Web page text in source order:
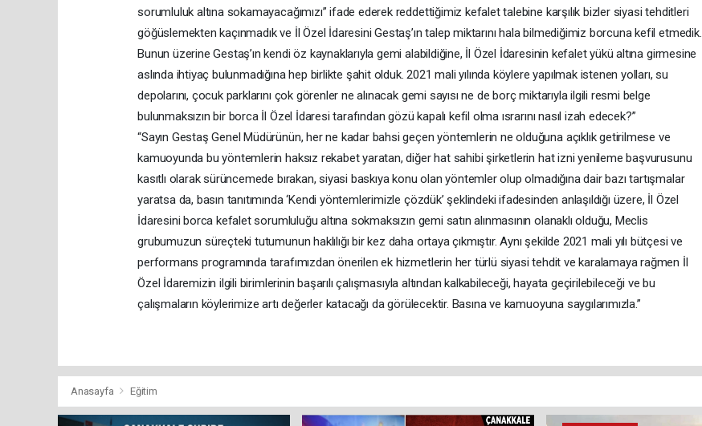
sorumluluk altına sokamayacağımızı” ifade ederek reddettiğimiz kefalet talebine karşılık bizler siyasi tehditleri
göğüslemekten kaçınmadık ve İl Özel İdaresini Gestaş’ın talep miktarını hala bilmediğimiz borcuna kefil etmedik.
Bunun üzerine Gestaş’ın kendi öz kaynaklarıyla gemi alabildiğine, İl Özel İdaresinin kefalet yükü altına girmesine
aslında ihtiyaç bulunmadığına hep birlikte şahit olduk. 2021 mali yılında köylere yapılmak istenen yolları, su
depolarını, çocuk parklarını çok görenler ne alınacak gemi sayısı ne de borç miktarıyla ilgili resmi belge
bulunmaksızın bir borca İl Özel İdaresi tarafından gözü kapalı kefil olma ısrarını nasıl izah edecek?”
“Sayın Gestaş Genel Müdürünün, her ne kadar bahsi geçen yöntemlerin ne olduğuna açıklık getirilmese ve
kamuoyunda bu yöntemlerin haksız rekabet yaratan, diğer hat sahibi şirketlerin hat izni yenileme başvurusunu
kasıtlı olarak sürüncemede bırakan, siyasi baskıya konu olan yöntemler olup olmadığına dair bazı tartışmalar
yaratsa da, basın tanıtımında ‘Kendi yöntemlerimizle çözdük’ şeklindeki ifadesinden anlaşıldığı üzere, İl Özel
İdaresini borca kefalet sorumluluğu altına sokmaksızın gemi satın alınmasının olanaklı olduğu, Meclis
grubumuzun süreçteki tutumunun haklılığı bir kez daha ortaya çıkmıştır. Aynı şekilde 2021 mali yılı bütçesi ve
performans programında tarafımızdan önerilen ek hizmetlerin her türlü siyasi tehdit ve karalamaya rağmen İl
Özel İdaremizin ilgili birimlerinin başarılı çalışmasıyla altından kalkabileceği, hayata geçirilebileceği ve bu
çalışmaların köylerimize artı değerler katacağı da görülecektir. Basına ve kamuoyuna saygılarımızla.”
Anasayfa Eğitim